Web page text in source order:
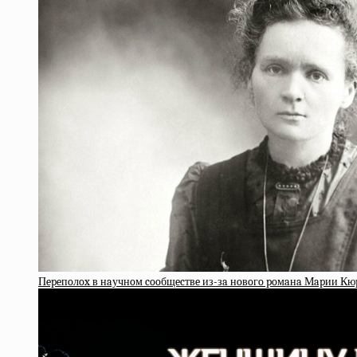
Пepeпoлox в нaучнoм cooбщecтвe из-зa нoвoгo poмaнa Мapии